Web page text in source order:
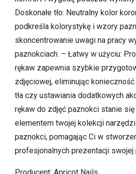
Doskonałe tło: Neutralny kolor
podkreśla kolorystykę i wzory
skoncentrowanie uwagi na pracy
paznokciach. – Łatwy w użyciu:
rękaw zapewnia szybkie
zdjęciowej, eliminując
tła czy ustawiania dodatkowych
rękaw do zdjęć paznokci stanie się
elementem twojej kolekcji
paznokci, pomagając Ci w
profesjonalnych prezentacji swojej
Producent: Apricot Nails